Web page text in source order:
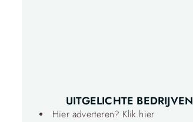
UITGELICHTE BEDRIJVEN
Hier adverteren? Klik hier